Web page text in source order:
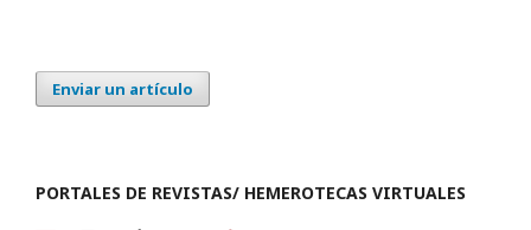
Enviar un artículo
PORTALES DE REVISTAS/ HEMEROTECAS VIRTUALES